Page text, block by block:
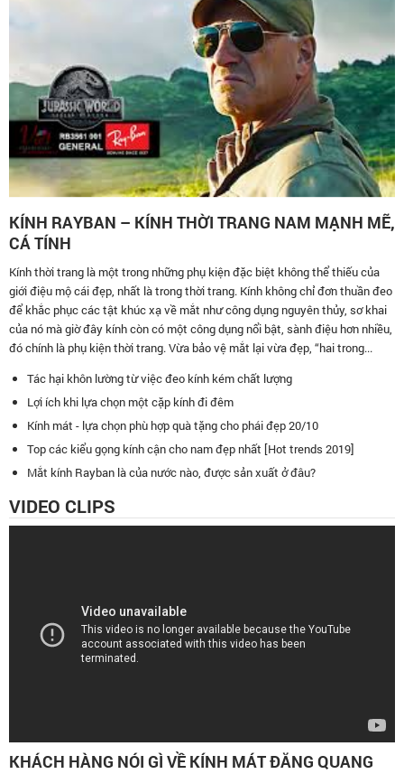
KÍNH RAYBAN – KÍNH THỜI TRANG NAM MẠNH MẼ,
CÁ TÍNH
Kính thời trang là một trong những phụ kiện đặc biệt không thể thiếu của
giới điệu mộ cái đẹp, nhất là trong thời trang. Kính không chỉ đơn thuần đeo
để khắc phục các tật khúc xạ về mắt như công dụng nguyên thủy, sơ khai
của nó mà giờ đây kính còn có một công dụng nổi bật, sành điệu hơn nhiều,
đó chính là phụ kiện thời trang. Vừa bảo vệ mắt lại vừa đẹp, “hai trong...
Tác hại khôn lường từ việc đeo kính kém chất lượng
Lợi ích khi lựa chọn một cặp kính đi đêm
Kính mát - lựa chọn phù hợp quà tặng cho phái đẹp 20/10
Top các kiểu gọng kính cận cho nam đẹp nhất [Hot trends 2019]
Mắt kính Rayban là của nước nào, được sản xuất ở đâu?
VIDEO CLIPS
KHÁCH HÀNG NÓI GÌ VỀ KÍNH MÁT ĐĂNG QUANG